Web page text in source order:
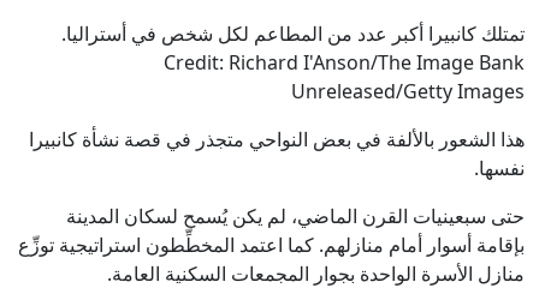
تمتلك كانبيرا أكبر عدد من المطاعم لكل شخص في أستراليا.
Credit: Richard I'Anson/The Image Bank
Unreleased/Getty Images
هذا الشعور بالألفة في بعض النواحي متجذر في قصة نشأة كانبيرا
نفسها.
حتى سبعينيات القرن الماضي، لم يكن يُسمح لسكان المدينة
بإقامة أسوار أمام منازلهم. كما اعتمد المخطِّطون استراتيجية توزِّع
منازل الأسرة الواحدة بجوار المجمعات السكنية العامة.